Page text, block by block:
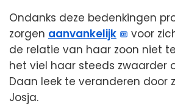
Ondanks deze bedenkingen
zorgen aanvankelijk
voor
de relatie van haar zoon niet
het viel haar steeds zwaarder
Daan leek te veranderen door
Josja.